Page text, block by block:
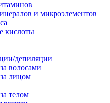
и микроэлементов
кислоты
депиляции
волосами
лицом
телом